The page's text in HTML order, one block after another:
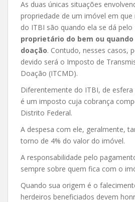
As duas únicas situações
propriedade de um imóvel em que
do ITBI são quando ela se dá pelo
proprietário do bem ou
doação. Contudo, nesses casos,
devido será o Imposto de
Doação (ITCMD).
Diferentemente do ITBI, de
é um imposto cuja cobrança
Distrito Federal.
A despesa com ele, geralmente,
torno de 4% do valor do imóvel.
A responsabilidade pelo
sempre sobre quem fica com o
Quando sua origem é o
herdeiros beneficiados devem